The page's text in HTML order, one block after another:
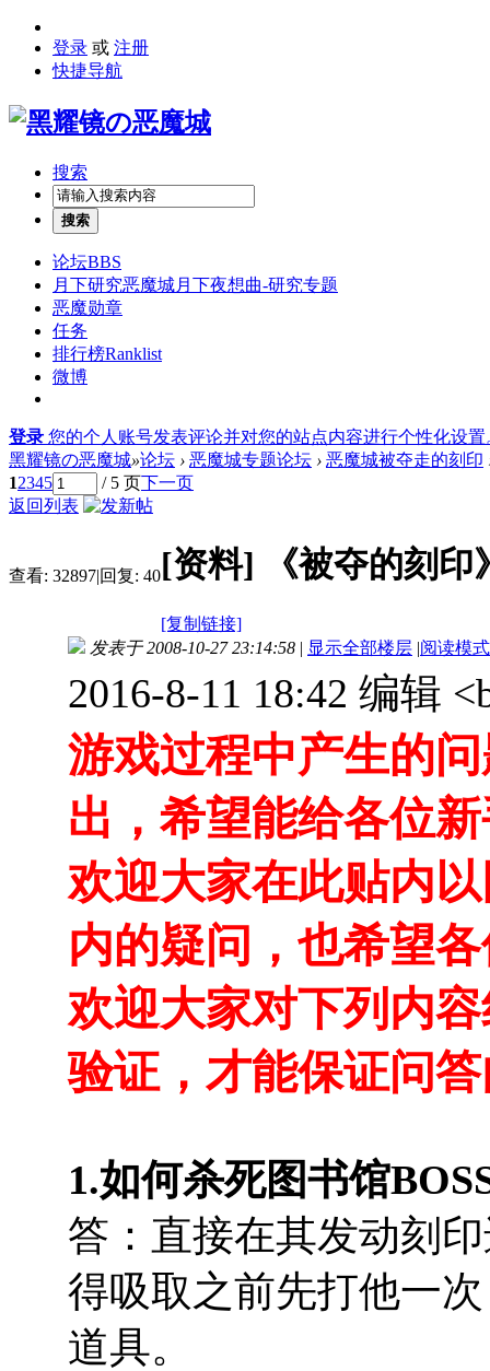
登录 或 注册
快捷导航
搜索
搜索
论坛BBS
月下研究恶魔城月下夜想曲-研究专题
恶魔勋章
任务
排行榜Ranklist
微博
登录 您的个人账号发表评论并对您的站点内容进行个性化设置
黑耀镜の恶魔城»论坛 › 恶魔城专题论坛 › 恶魔城被夺走的刻印
12345 / 5 页下一页
返回列表
查看: 32897|回复: 40[资料] 《被夺的刻
[复制链接]
发表于 2008-10-27 23:14:58 | 显示全部楼层 |阅读模式
2016-8-11 18:42 编辑
游戏过程中产生的
出，希望能给各位
欢迎大家在此贴内
内的疑问，也希望
欢迎大家对下列内
验证，才能保证问
1.如何杀死图书馆
答：直接在其发动刻
得吸取之前先打他一
道具。